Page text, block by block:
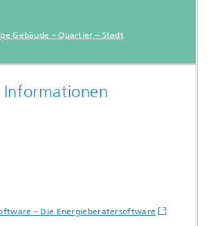
Gebäude – Quartier – Stadt
– Die Energieberatersoftware